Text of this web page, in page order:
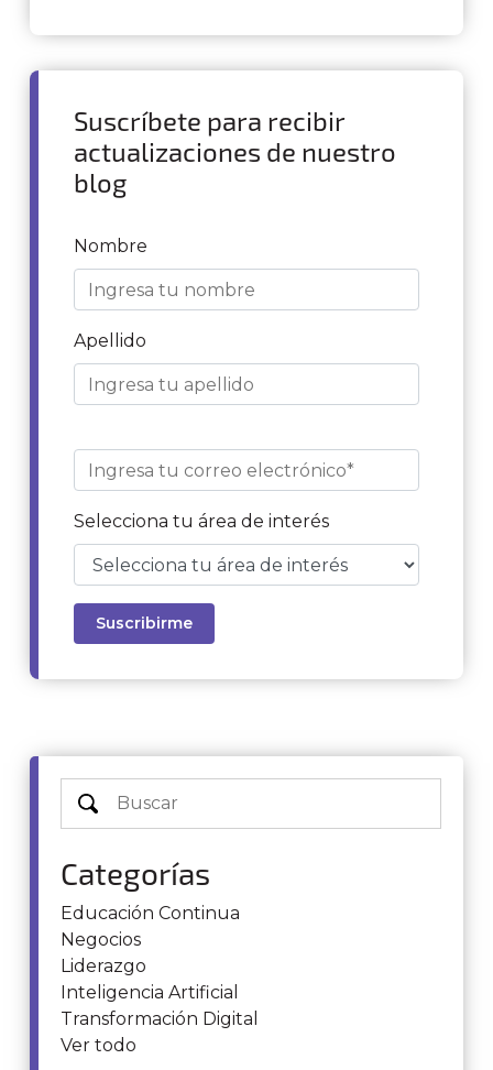
Categorías
Educación Continua
Negocios
Liderazgo
Inteligencia Artificial
Transformación Digital
Ver todo
Suscríbete para recibir
actualizaciones de nuestro
blog
Nombre
Apellido
Selecciona tu área de interés